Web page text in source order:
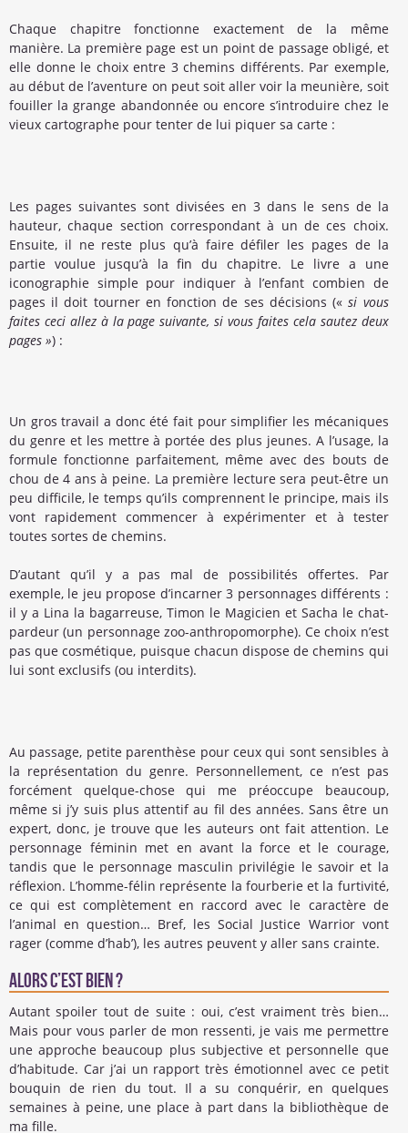
Chaque chapitre fonctionne exactement de la même
manière. La première page est un point de passage obligé, et
elle donne le choix entre 3 chemins différents. Par exemple,
au début de l’aventure on peut soit aller voir la meunière, soit
fouiller la grange abandonnée ou encore s’introduire chez le
vieux cartographe pour tenter de lui piquer sa carte :
Les pages suivantes sont divisées en 3 dans le sens de la
hauteur, chaque section correspondant à un de ces choix.
Ensuite, il ne reste plus qu’à faire défiler les pages de la
partie voulue jusqu’à la fin du chapitre. Le livre a une
iconographie simple pour indiquer à l’enfant combien de
pages il doit tourner en fonction de ses décisions («si vous
faites ceci allez à la page suivante, si vous faites cela sautez deux
pages ») :
Un gros travail a donc été fait pour simplifier les mécaniques
du genre et les mettre à portée des plus jeunes. A l’usage, la
formule fonctionne parfaitement, même avec des bouts de
chou de 4 ans à peine. La première lecture sera peut-être un
peu difficile, le temps qu’ils comprennent le principe, mais ils
vont rapidement commencer à expérimenter et à tester
toutes sortes de chemins.
D’autant qu’il y a pas mal de possibilités offertes. Par
exemple, le jeu propose d’incarner 3 personnages différents :
il y a Lina la bagarreuse, Timon le Magicien et Sacha le chat-
pardeur (un personnage zoo-anthropomorphe). Ce choix n’est
pas que cosmétique, puisque chacun dispose de chemins qui
lui sont exclusifs (ou interdits).
Au passage, petite parenthèse pour ceux qui sont sensibles à
la représentation du genre. Personnellement, ce n’est pas
forcément quelque-chose qui me préoccupe beaucoup,
même si j’y suis plus attentif au fil des années. Sans être un
expert, donc, je trouve que les auteurs ont fait attention. Le
personnage féminin met en avant la force et le courage,
tandis que le personnage masculin privilégie le savoir et la
réflexion. L’homme-félin représente la fourberie et la furtivité,
ce qui est complètement en raccord avec le caractère de
l’animal en question… Bref, les Social Justice Warrior vont
rager (comme d’hab’), les autres peuvent y aller sans crainte.
Alors c’est bien ?
Autant spoiler tout de suite : oui, c’est vraiment très bien…
Mais pour vous parler de mon ressenti, je vais me permettre
une approche beaucoup plus subjective et personnelle que
d’habitude. Car j’ai un rapport très émotionnel avec ce petit
bouquin de rien du tout. Il a su conquérir, en quelques
semaines à peine, une place à part dans la bibliothèque de
ma fille.